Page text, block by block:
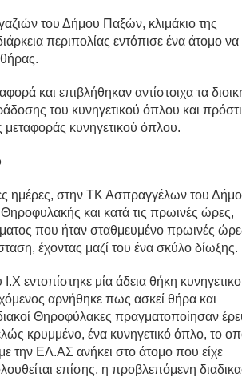
του Δήμου Παξών, κλιμάκιο της
περιπολίας εντόπισε ένα άτομο να
και επιβλήθηκαν αντίστοιχα τα
του κυνηγετικού όπλου και
κυνηγετικού όπλου.
ημέρες, στην ΤΚ Ασπραγγέλων του
και κατά τις πρωινές ώρες,
που ήταν σταθμευμένο πρωινές
έχοντας μαζί του ένα σκύλο δίωξης.
εντοπίστηκε μία άδεια θήκη
αρνήθηκε πως ασκεί θήρα και
Θηροφύλακες πραγματοποίησαν
κρυμμένο, ένα κυνηγετικό όπλο, το
την ΕΛ.ΑΣ ανήκει στο άτομο που είχε
επίσης, η προβλεπόμενη